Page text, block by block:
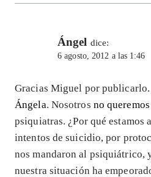
Ángel dice:
6 agosto, 2012 a las 1:46
Gracias Miguel por publicarlo.
Ángela. Nosotros no
psiquiatras. ¿Por qué estamos
intentos de suicidio, por
nos mandaron al psiquiátrico,
nuestra situación ha